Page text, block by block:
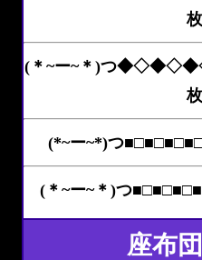
(＊~ー~＊)つ
(*~ー~*)つ
(＊~ー~＊)つ
座布